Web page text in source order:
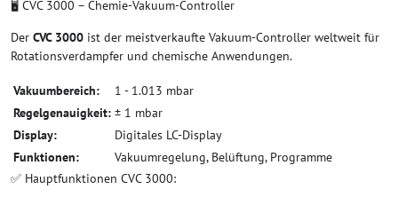
🖥️ CVC 3000 – Chemie-Vakuum-Controller
Der CVC 3000 ist der meistverkaufte Vakuum-Controller weltweit für
Rotationsverdampfer und chemische Anwendungen.
Vakuumbereich:
1 - 1.013 mbar
Regelgenauigkeit: ± 1 mbar
Display:
Digitales LC-Display
Funktionen:
Vakuumregelung, Belüftung, Programme
✅ Hauptfunktionen CVC 3000: